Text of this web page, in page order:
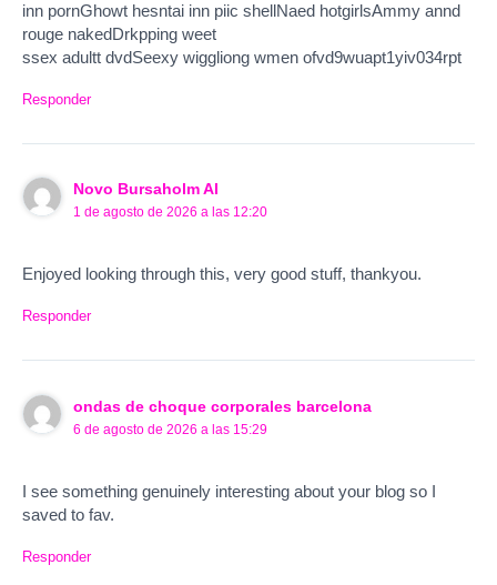
inn pornGhowt hesntai inn piic shellNaed hotgirlsAmmy annd
rouge nakedDrkpping weet
ssex adultt dvdSeexy wiggliong wmen ofvd9wuapt1yiv034rpt
Responder
Novo Bursaholm AI
1 de agosto de 2026 a las 12:20
Enjoyed looking through this, very good stuff, thankyou.
Responder
ondas de choque corporales barcelona
6 de agosto de 2026 a las 15:29
I see something genuinely interesting about your blog so I
saved to fav.
Responder